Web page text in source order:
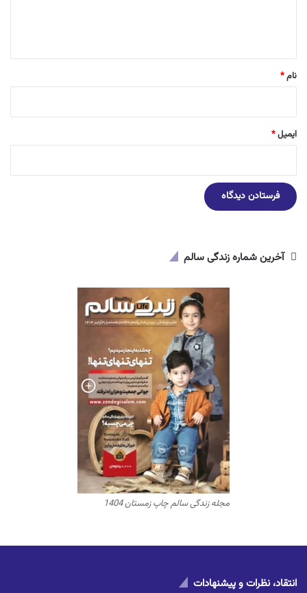
نام*
ایمیل*
آخرین شماره زندگی سالم
مجله زندگی سالم چاپ زمستان 1404
انتقاد، نظرات و پیشنهادات